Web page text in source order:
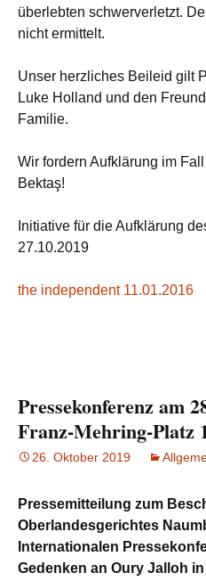
überlebten schwerverletzt.
nicht ermittelt.
Unser herzliches Beileid gilt
Luke Holland und den
Familie.
Wir fordern Aufklärung im
Bektaş!
Initiative für die Aufklärung
27.10.2019
the independent 11.01.2016
Pressekonferenz am
Franz-Mehring-Platz
26. Oktober 2019
Pressemitteilung zum
Oberlandesgerichtes
Internationalen
Gedenken an Oury Jalloh